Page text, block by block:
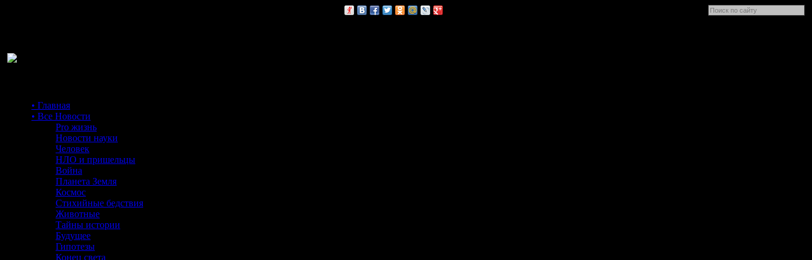
• Главная
• Все Новости
Pro жизнь
Новости науки
Человек
НЛО и пришельцы
Война
Планета Земля
Космос
Стихийные бедствия
Животные
Тайны истории
Будущее
Гипотезы
Конец света